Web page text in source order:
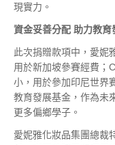
現實力。
資金妥善分配 助力教育
此次捐贈款項中，愛妮
用於新加坡參賽經費；
小，用於參加印尼世界
教育發展基金，作為未
更多偏鄉學子。
愛妮雅化妝品集團總裁